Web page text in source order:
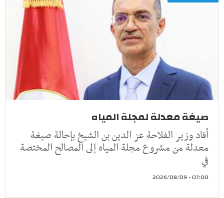
صيغة معدلة لمجلة المياه
أفاد وزير الفلاحة عز الدين بن الشيخ بإحالة صيغة
معدلة من مشروع مجلة المياه إلى المصالح المختصة
في
07:00 - 2026/08/09